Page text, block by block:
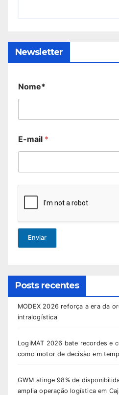
Newsletter
Nome*
E-mail *
Enviar
Posts recentes
MODEX 2026 reforça a era da
intralogística
LogiMAT 2026 bate recordes e
como motor de decisão em
GWM atinge 98% de
amplia operação logística em